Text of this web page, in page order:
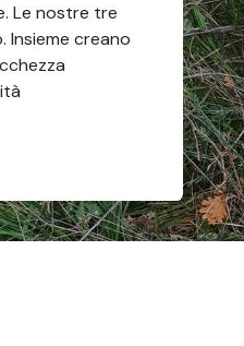
Le nostre tre
Insieme creano